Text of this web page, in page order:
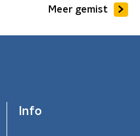
Meer gemist
Info